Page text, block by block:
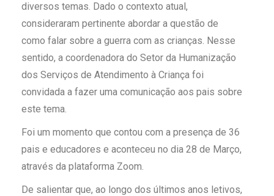
diversos temas. Dado o contexto atual,
consideraram pertinente abordar a questão de
como falar sobre a guerra com as crianças. Nesse
sentido, a coordenadora do Setor da Humanização
dos Serviços de Atendimento à Criança foi
convidada a fazer uma comunicação aos pais sobre
este tema.
Foi um momento que contou com a presença de 36
pais e educadores e aconteceu no dia 28 de Março,
através da plataforma Zoom.
De salientar que, ao longo dos últimos anos letivos,